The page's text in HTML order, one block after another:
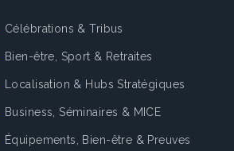
Célébrations & Tribus
Bien-être, Sport & Retraites
Localisation & Hubs Stratégiques
Business, Séminaires & MICE
Équipements, Bien-être & Preuves